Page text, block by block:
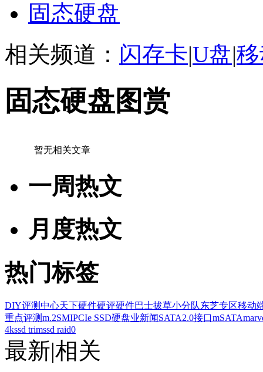
固态硬盘
相关频道： 闪存卡|U盘|
固态硬盘图赏
暂无相关文章
一周热文
月度热文
热门标签
DIY评测中心天下硬件硬评硬件巴士拔草小分队东芝专区移动
重点评测m.2SMIPCIe SSD硬盘业新闻SATA2.0接口mSATA
4kssd trimssd raid0
最新|相关